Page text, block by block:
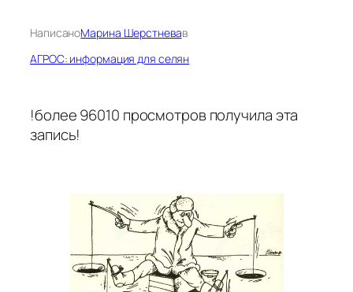
НаписаноМарина Шерстневав
АГРОС: информация для селян
!более 96010 просмотров получила эта
запись!